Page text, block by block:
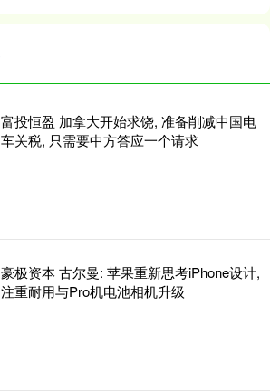
富投恒盈 加拿大开始求饶, 准备削减中国电
车关税, 只需要中方答应一个请求
豪极资本 古尔曼: 苹果重新思考iPhone设计,
注重耐用与Pro机电池相机升级